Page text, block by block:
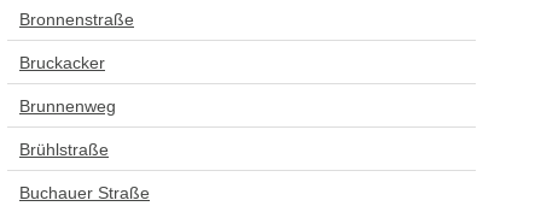
Bronnenstraße
Bruckacker
Brunnenweg
Brühlstraße
Buchauer Straße